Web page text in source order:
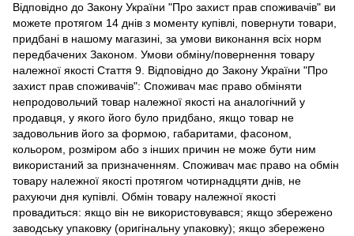
Відповідно до Закону України "Про захист прав споживачів" ви
можете протягом 14 днів з моменту купівлі, повернути товари,
придбані в нашому магазині, за умови виконання всіх норм
передбачених Законом. Умови обміну/повернення товару
належної якості Стаття 9. Відповідно до Закону України "Про
захист прав споживачів": Споживач має право обміняти
непродовольчий товар належної якості на аналогічний у
продавця, у якого його було придбано, якщо товар не
задовольнив його за формою, габаритами, фасоном,
кольором, розміром або з інших причин не може бути ним
використаний за призначенням. Споживач має право на обмін
товару належної якості протягом чотирнадцяти днів, не
рахуючи дня купівлі. Обмін товару належної якості
провадиться: якщо він не використовувався; якщо збережено
заводську упаковку (оригінальну упаковку); якщо збережено